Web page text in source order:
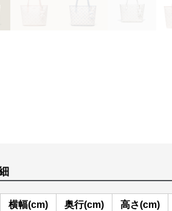
横幅(cm) 奥行(cm) 高さ(cm)